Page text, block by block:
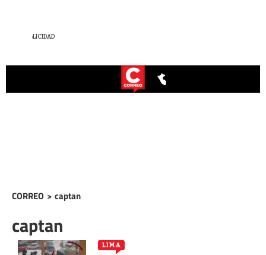
CORREO > captan
captan
LIMA